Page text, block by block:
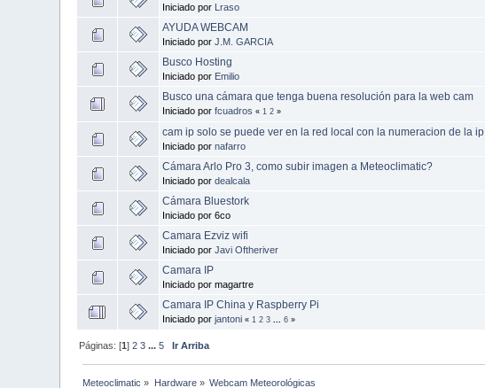
Iniciado por Lraso
AYUDA WEBCAM
Iniciado porJ.M. GARCIA
Busco Hosting
Iniciado por Emilio
Busco una cámara que tenga buena resolución para la web cam
Iniciado porfcuadros « 1 2 »
cam ip solo se puede ver en la red local con la numeracion de la
Iniciado pornafarro
Cámara Arlo Pro 3, como subir imagen a Meteoclimatic?
Iniciado pordealcala
Cámara Bluestork
Iniciado por 6co
Camara Ezviz wifi
Iniciado porJavi Oftheriver
Camara IP
Iniciado por magartre
Camara IP China y Raspberry Pi
Iniciado porjantoni « 1 2 3 ...6 »
Páginas: [1]2 3 ...5 Ir Arriba
Meteoclimatic » Hardware» Webcam Meteorológicas